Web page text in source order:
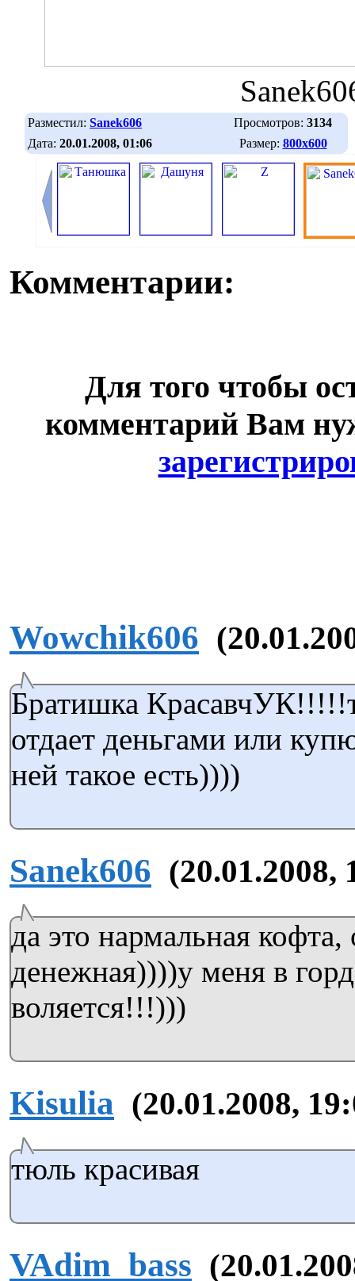
Разместил: Sanek606 Просмотров: 3134
Дата: 20.01.2008, 01:06 Размер: 800х600
Комментарии:
Для того чтобы
комментарий Вам
Wowchik606
Братишка
отдает деньгами или
ней такое есть))))
Sanek606 (20.01.2008,
да это нармальная
денежная))))у меня в
воляется!!!)))
Kisulia (20.01.2008,
тюль красивая
VAdim_bass